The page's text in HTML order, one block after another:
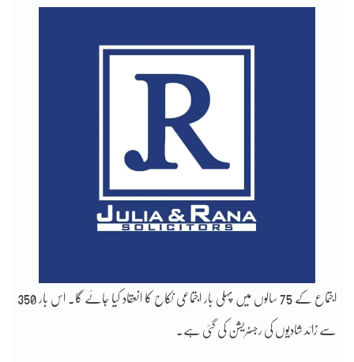
اجتماع کے 75 سالوں میں پہلی بار اجتماعی نکاح کا انعقاد کیا جائے گا۔ اس بار 350
سے زائد شادیوں کی رجسٹریشن کی گئی ہے۔